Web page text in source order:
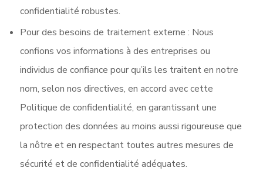
confidentialité robustes.
Pour des besoins de traitement externe : Nous
confions vos informations à des entreprises ou
individus de confiance pour qu’ils les traitent en notre
nom, selon nos directives, en accord avec cette
Politique de confidentialité, en garantissant une
protection des données au moins aussi rigoureuse que
la nôtre et en respectant toutes autres mesures de
sécurité et de confidentialité adéquates.